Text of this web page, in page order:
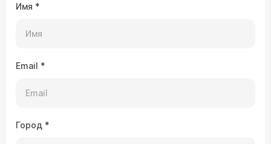
Имя *
Email *
Город *